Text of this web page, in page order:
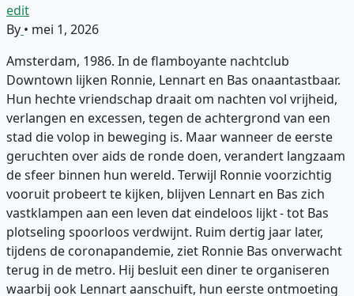
edit
By • mei 1, 2026
Amsterdam, 1986. In de flamboyante nachtclub
Downtown lijken Ronnie, Lennart en Bas onaantastbaar.
Hun hechte vriendschap draait om nachten vol vrijheid,
verlangen en excessen, tegen de achtergrond van een
stad die volop in beweging is. Maar wanneer de eerste
geruchten over aids de ronde doen, verandert langzaam
de sfeer binnen hun wereld. Terwijl Ronnie voorzichtig
vooruit probeert te kijken, blijven Lennart en Bas zich
vastklampen aan een leven dat eindeloos lijkt - tot Bas
plotseling spoorloos verdwijnt. Ruim dertig jaar later,
tijdens de coronapandemie, ziet Ronnie Bas onverwacht
terug in de metro. Hij besluit een diner te organiseren
waarbij ook Lennart aanschuift, hun eerste ontmoeting